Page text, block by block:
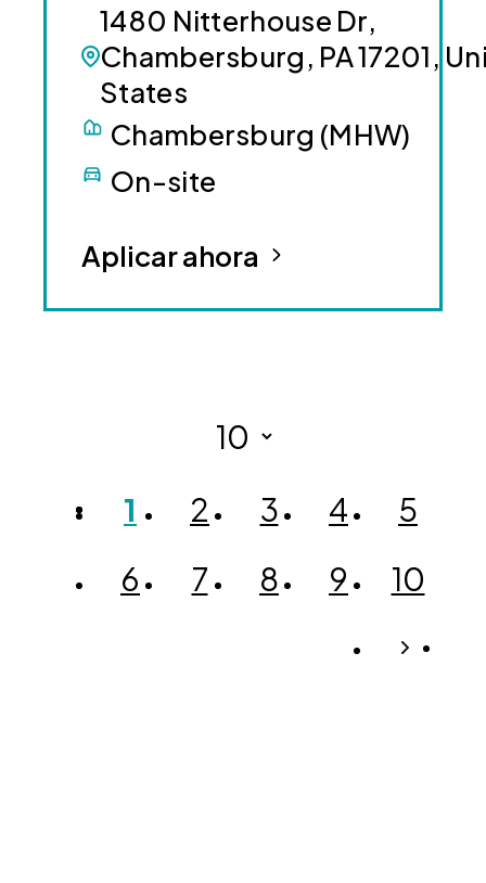
1480 Nitterhouse Dr,
Chambersburg, PA 17201,
States
Chambersburg (MHW)
On-site
Aplicar ahora
1 2 3 4
5
6
7 8 9 10